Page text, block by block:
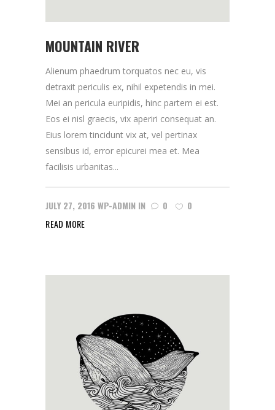
MOUNTAIN RIVER
Alienum phaedrum torquatos nec eu, vis
detraxit periculis ex, nihil expetendis in mei.
Mei an pericula euripidis, hinc partem ei est.
Eos ei nisl graecis, vix aperiri consequat an.
Eius lorem tincidunt vix at, vel pertinax
sensibus id, error epicurei mea et. Mea
facilisis urbanitas...
JULY 27, 2016 WP-ADMIN IN 0
0
READ MORE